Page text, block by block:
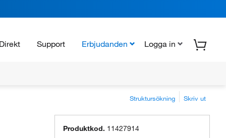
Support Erbjudanden Logga in
Struktursökning Skriv ut
Produktkod. 11427914